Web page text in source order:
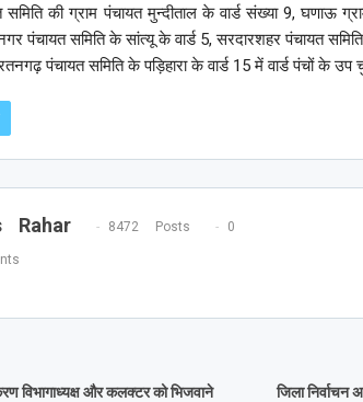
की ग्राम पंचायत मुन्दीताल के वार्ड संख्या 9, घणाऊ
पंचायत समिति के सांत्यू के वार्ड 5, सरदारशहर पंचायत
पंचायत समिति के पड़िहारा के वार्ड 15 में वार्ड पंचों के उप
Rahar 8472 Posts 0
विभागाध्यक्ष और कलक्टर को भिजवाने
जिला निर्वाचन